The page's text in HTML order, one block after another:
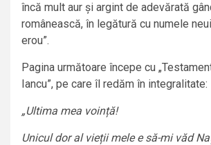
încă mult aur și argint de adevărată
românească, în legătură cu numele
erou”.
Pagina următoare începe cu
Iancu”, pe care îl redăm în integralitate:
„Ultima mea voință!
Unicul dor al vieții mele e să-mi văd